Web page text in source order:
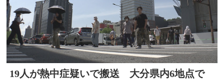
19人が熱中症疑いで搬送 大分県内6地点で